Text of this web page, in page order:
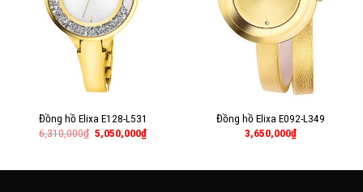
Đồng hồ Elixa E128-L531
6,310,000₫ 5,050,000₫
Đồng hồ Elixa E092-L349
3,650,000₫